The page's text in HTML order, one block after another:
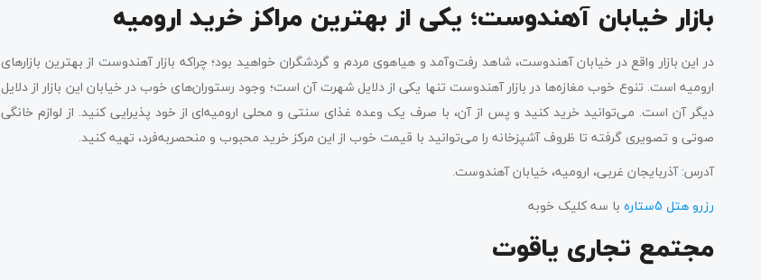
بازار خیابان آهندوست؛ یکی از بهترین مراکز خرید ارومیه
در این بازار واقع در خیابان آهندوست، شاهد رفت‌وآمد و هیاهوی مردم و گردشگران خواهید بود؛ چراکه بازار آهندوست از بهترین بازارهای
ارومیه است. تنوع خوب مغازه‌ها در بازار آهندوست تنها یکی از دلایل شهرت آن است؛ وجود رستوران‌های خوب در خیابان این بازار از دلایل
دیگر آن است. می‌توانید خرید کنید و پس از آن، با صرف یک وعده غذای سنتی و محلی ارومیه‌ای از خود پذیرایی کنید. از لوازم خانگی
صوتی و تصویری گرفته تا ظروف آشپزخانه را می‌توانید با قیمت خوب از این مرکز خرید محبوب و منحصربه‌فرد، تهیه کنید.
آدرس: آذربایجان غربی، ارومیه، خیابان آهندوست.
رزرو هتل 5ستاره
با سه کلیک خوبه
مجتمع تجاری یاقوت